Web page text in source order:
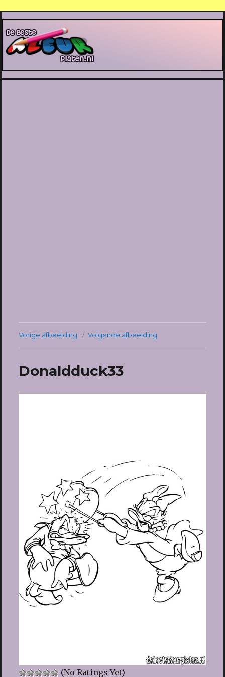
De Beste Kleurplaten
Vorige afbeelding Volgende afbeelding
Donaldduck33
(No Ratings Yet)